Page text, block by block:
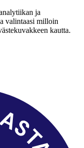
ja
valintaasi milloin
kautta.